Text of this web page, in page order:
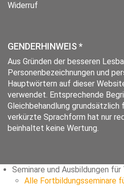
Widerruf
GENDERHINWEIS *
Aus Gründen der besseren
Personenbezeichnungen und
Hauptwörtern auf dieser
verwendet. Entsprechende
Gleichbehandlung grundsätzlich
verkürzte Sprachform hat nur
beinhaltet keine Wertung.
Seminare und Ausbildungen
Alle Fortbildungsseminare